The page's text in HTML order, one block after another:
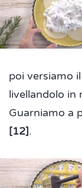
poi versiamo
livellandolo in
Guarniamo a
[12].